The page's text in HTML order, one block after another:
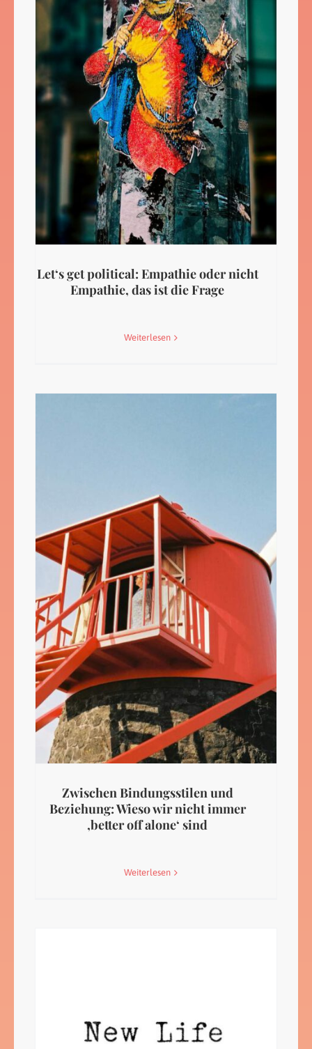
Let‘s get political: Empathie oder nicht
Empathie, das ist die Frage
Weiterlesen
Zwischen Bindungsstilen und
Beziehung: Wieso wir nicht immer
‚better off alone‘ sind
Weiterlesen